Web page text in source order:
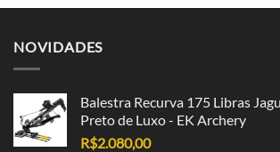
NOVIDADES
Balestra Recurva 175 Libras
Preto de Luxo - EK Archery
R$2.080,00